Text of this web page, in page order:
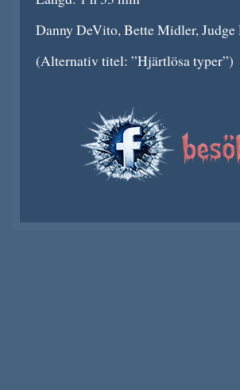
Danny DeVito, Bette Midler,
(Alternativ titel: ”Hjärtlösa typer”)